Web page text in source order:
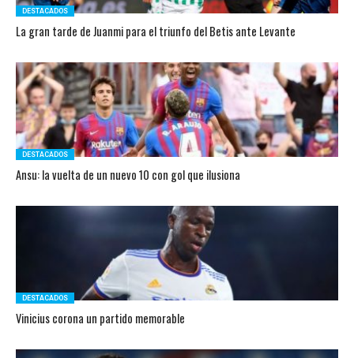
DESTACADOS
La gran tarde de Juanmi para el triunfo del Betis ante Levante
DESTACADOS
Ansu: la vuelta de un nuevo 10 con gol que ilusiona
DESTACADOS
Vinicius corona un partido memorable